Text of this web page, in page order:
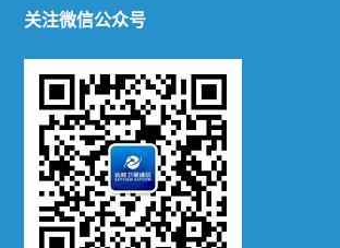
机载动中通
静中通
陆地机动站
便携站
关注微信公众号